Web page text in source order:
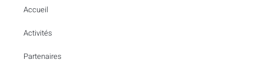
Accueil
Activités
Partenaires